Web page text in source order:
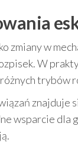
zmiany w
W
trybów
znajduje
wsparcie dla